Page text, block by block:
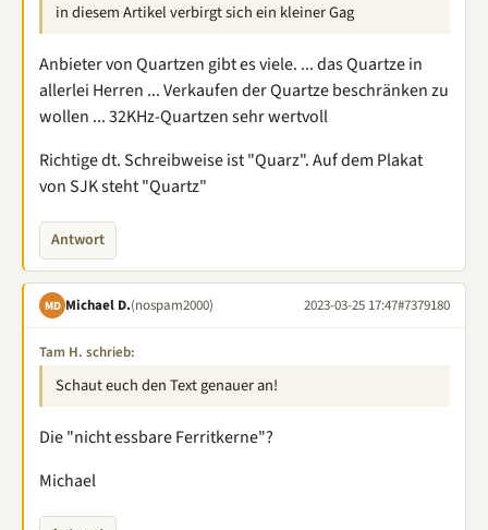
in diesem Artikel verbirgt sich ein kleiner Gag
Anbieter von Quartzen gibt es viele. ... das Quartze in
allerlei Herren ... Verkaufen der Quartze beschränken zu
wollen ... 32KHz-Quartzen sehr wertvoll
Richtige dt. Schreibweise ist "Quarz". Auf dem Plakat
von SJK steht "Quartz"
Antwort
MD Michael D.(nospam2000) 2023-03-25 17:47#7379180
Tam H. schrieb:
Schaut euch den Text genauer an!
Die "nicht essbare Ferritkerne"?
Michael